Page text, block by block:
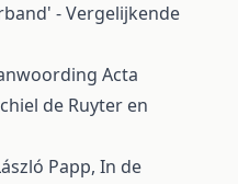
- Vergelijkende
Acta
de Ruyter en
Papp, In de